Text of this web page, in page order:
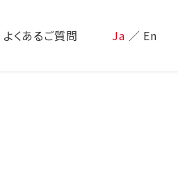
よくあるご質問 Ja ／ En